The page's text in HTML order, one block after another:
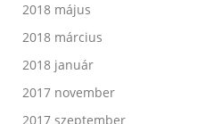
2018 május
2018 március
2018 január
2017 november
2017 szeptember